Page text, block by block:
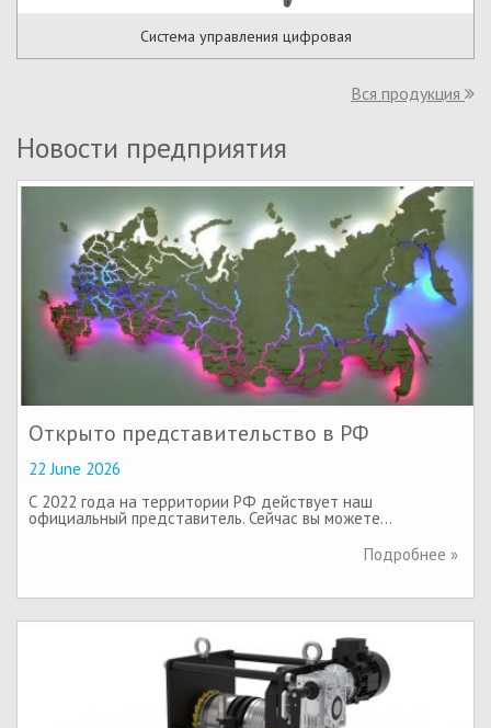
Система управления цифровая
Вся продукция
Новости предприятия
Открыто представительство в РФ
22 June 2026
С 2022 года на территории РФ действует наш
официальный представитель. Сейчас вы можете…
Подробнее »